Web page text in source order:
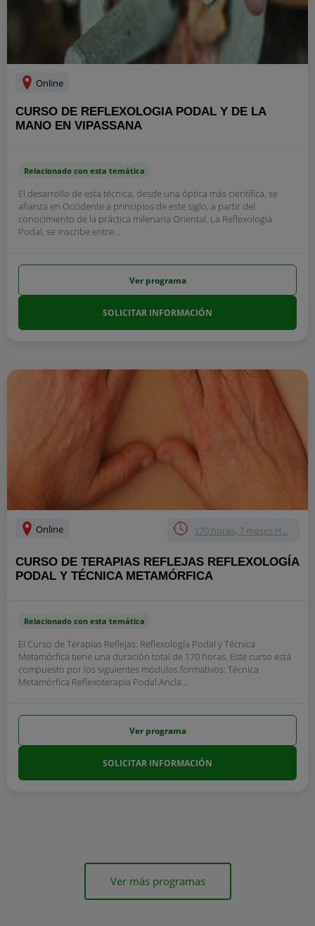
Online
CURSO DE REFLEXOLOGIA PODAL Y DE LA
MANO EN VIPASSANA
Relacionado con esta temática
El desarrollo de esta técnica, desde una óptica más científica, se
afianza en Occidente a principios de este siglo, a partir del
conocimiento de la práctica milenaria Oriental. La Reflexología
Podal, se inscribe entre...
Ver programa
SOLICITAR INFORMACIÓN
Online 170 horas, 7 meses H...
CURSO DE TERAPIAS REFLEJAS REFLEXOLOGÍA
PODAL Y TÉCNICA METAMÓRFICA
Relacionado con esta temática
El Curso de Terapias Reflejas: Reflexología Podal y Técnica
Metamórfica tiene una duración total de 170 horas. Este curso está
compuesto por los siguientes módulos formativos: Técnica
Metamórfica Reflexoterapia Podal.Ancla...
Ver programa
SOLICITAR INFORMACIÓN
Ver más programas